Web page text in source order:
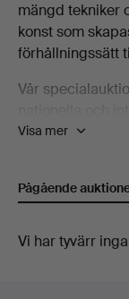
mängd tekniker
konst som
förhållningssätt
Vår
bredd som
Labba.
Välkommen att
av de
Visa mer
Pågående
Pågående
Vi har tyvärr